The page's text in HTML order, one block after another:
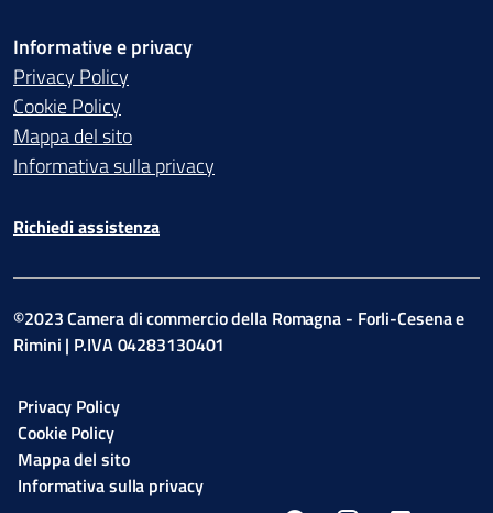
Informative e privacy
Privacy Policy
Cookie Policy
Mappa del sito
Informativa sulla privacy
Richiedi assistenza
©2023 Camera di commercio della Romagna - Forli-Cesena e
Rimini | P.IVA 04283130401
Privacy Policy
Cookie Policy
Mappa del sito
Informativa sulla privacy